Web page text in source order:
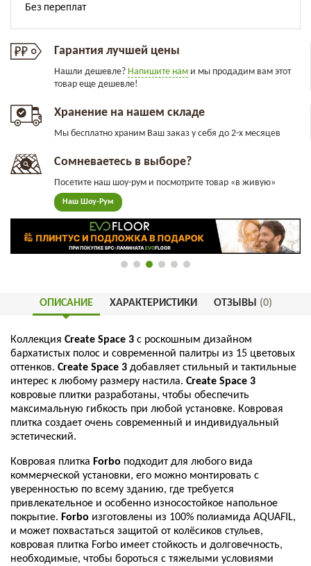
Гарантия лучшей цены
Нашли дешевле? Напишите нам и мы продадим вам этот
товар еще дешевле!
Хранение на нашем складе
Мы бесплатно храним Ваш заказ у себя до 2-х месяцев
Сомневаетесь в выборе?
Посетите наш шоу-рум и посмотрите товар «в живую»
Наш Шоу-Рум
ОПИСАНИЕ ХАРАКТЕРИСТИКИ ОТЗЫВЫ (0)
Коллекция Create Space 3 с роскошным дизайном
бархатистых полос и современной палитры из 15 цветовых
оттенков. Create Space 3 добавляет стильный и тактильные
интерес к любому размеру настила. Create Space 3
ковровые плитки разработаны, чтобы обеспечить
максимальную гибкость при любой установке. Ковровая
плитка создает очень современный и индивидуальный
эстетический.
Ковровая плитка Forbo подходит для любого вида
коммерческой установки, его можно монтировать с
уверенностью по всему зданию, где требуется
привлекательное и особенно износостойкое напольное
покрытие. Forbo изготовлены из 100% полиамида AQUAFIL,
и может похвастаться защитой от колёсиков стульев,
ковровая плитка Forbo имеет стойкость и долговечность,
необходимые, чтобы бороться с тяжелыми условиями